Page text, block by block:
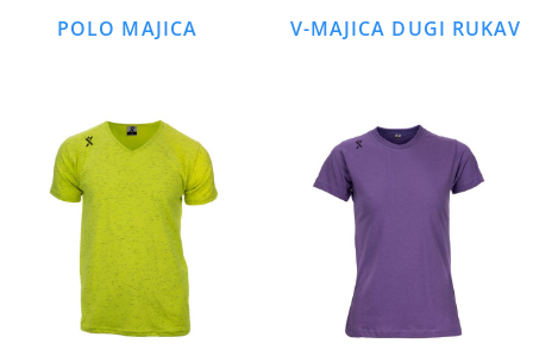
POLO MAJICA V-MAJICA DUGI RUKAV